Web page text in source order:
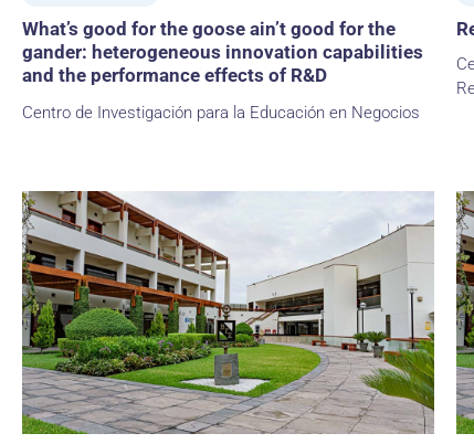
What’s good for the goose ain’t good for the
gander: heterogeneous innovation capabilities
and the performance effects of R&D
Centro de Investigación para la Educación en Negocios